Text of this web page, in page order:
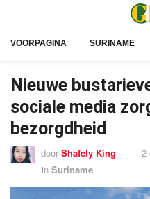
VOORPAGINA SURINAME
Nieuwe
sociale media
bezorgdheid
door Shafely King
2
in Suriname